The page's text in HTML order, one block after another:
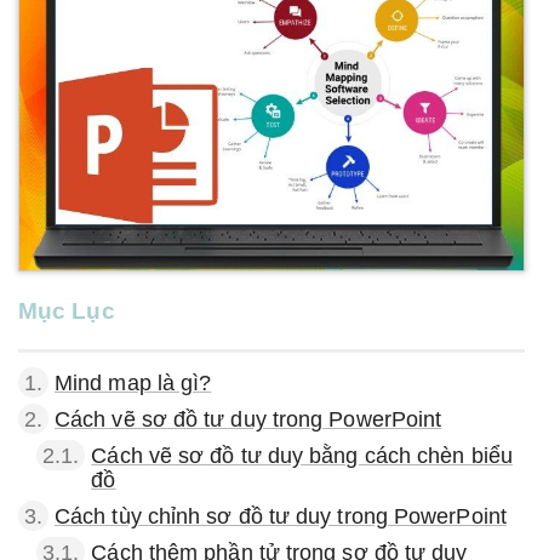
Mục Lục
1. Mind map là gì?
2. Cách vẽ sơ đồ tư duy trong PowerPoint
2.1. Cách vẽ sơ đồ tư duy bằng cách chèn biểu
đồ
3. Cách tùy chỉnh sơ đồ tư duy trong PowerPoint
3.1. Cách thêm phần tử trong sơ đồ tư duy